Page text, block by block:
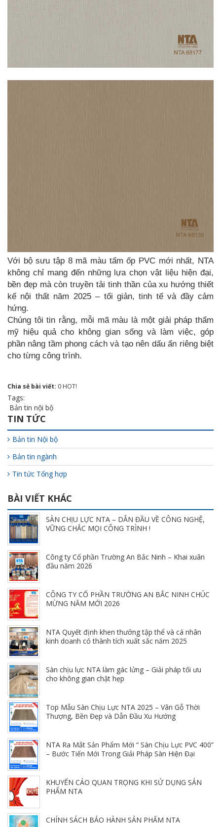
Với bộ sưu tập 8 mã màu tấm ốp PVC mới nhất, NTA
không chỉ mang đến những lựa chọn vật liệu hiện đại,
bền đẹp mà còn truyền tải tinh thần của xu hướng thiết
kế nội thất năm 2025 – tối giản, tinh tế và đầy cảm
hứng.
Chúng tôi tin rằng, mỗi mã màu là một giải pháp thẩm
mỹ hiệu quả cho không gian sống và làm việc, góp
phần nâng tầm phong cách và tạo nên dấu ấn riêng biệt
cho từng công trình.
Chia sẻ bài viết: 0 HOT!
Tags:
Bản tin nội bộ
TIN TỨC
Bản tin Nội bộ
Bản tin ngành
Tin tức Tổng hợp
BÀI VIẾT KHÁC
SÀN CHỊU LỰC NTA – DẪN ĐẦU VỀ CÔNG NGHỆ,
VỮNG CHẮC MỌI CÔNG TRÌNH !
Công ty Cổ phần Trường An Bắc Ninh – Khai xuân
đầu năm 2026
CÔNG TY CỔ PHẦN TRƯỜNG AN BẮC NINH CHÚC
MỪNG NĂM MỚI 2026
NTA Quyết định khen thưởng tập thể và cá nhân
kinh doanh có thành tích xuất sắc năm 2025
Sàn chịu lực NTA làm gác lửng – Giải pháp tối ưu
cho không gian chật hẹp
Top Mẫu Sàn Chịu Lực NTA 2025 – Vân Gỗ Thời
Thượng, Bền Đẹp và Dẫn Đầu Xu Hướng
NTA Ra Mắt Sản Phẩm Mới “ Sàn Chịu Lực PVC 400”
– Bước Tiến Mới Trong Giải Pháp Sàn Hiện Đại
KHUYẾN CÁO QUAN TRỌNG KHI SỬ DỤNG SẢN
PHẨM NTA
CHÍNH SÁCH BẢO HÀNH SẢN PHẨM NTA